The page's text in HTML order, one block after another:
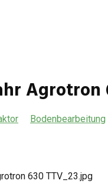
Agrotron
Bodenbearbeitung